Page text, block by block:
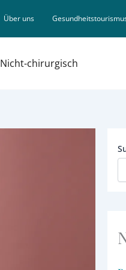
Über uns
Nicht-chirurgisch